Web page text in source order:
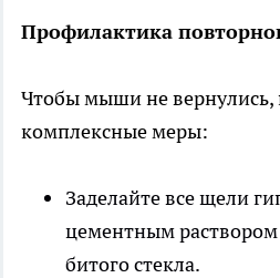
Профилактика
Чтобы мыши не вернулись,
комплексные меры:
Заделайте все щели
цементным
битого стекла.